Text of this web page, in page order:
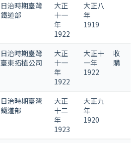
日治時期臺灣
鐵道部
大正
十一
年
1922
大正八
年
1919
日治時期臺灣
臺東拓植公司
大正
十一
年
1922
大正十
一年
1922
收
購
日治時期臺灣
鐵道部
大正
十二
年
1923
大正九
年
1920